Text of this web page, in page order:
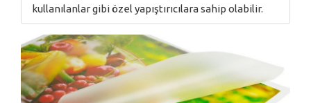
kullanılanlar gibi özel yapıştırıcılara sahip olabilir.